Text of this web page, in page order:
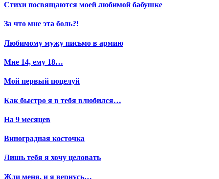
Стихи посвящаются моей любимой бабушке
За что мне эта боль?!
Любимому мужу письмо в армию
Мне 14, ему 18…
Мой первый поцелуй
Как быстро я в тебя влюбился…
На 9 месяцев
Виноградная косточка
Лишь тебя я хочу целовать
Жди меня, и я вернусь…